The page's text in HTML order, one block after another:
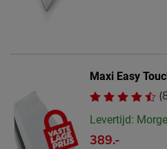
Maxi Easy
Levertijd:
389.-